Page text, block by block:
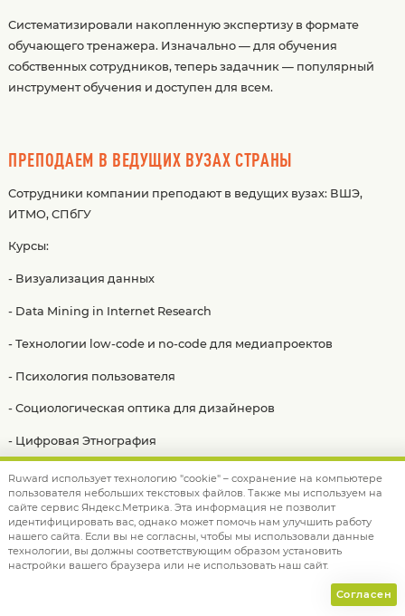
Систематизировали накопленную экспертизу в формате
обучающего тренажера. Изначально — для обучения
собственных сотрудников, теперь задачник — популярный
инструмент обучения и доступен для всем.
ПРЕПОДАЕМ В ВЕДУЩИХ ВУЗАХ СТРАНЫ
Сотрудники компании преподают в ведущих вузах: ВШЭ,
ИТМО, СПбГУ
Курсы:
- Визуализация данных
- Data Mining in Internet Research
- Технологии low-code и no-code для медиапроектов
- Психология пользователя
- Социологическая оптика для дизайнеров
- Цифровая Этнография
и другие
СТАЛИ ПОБЕДИТЕЛЯМИ TAGLINE AWARDS 2025
Ruward использует технологию "cookie" – сохранение на компьютере
пользователя небольших текстовых файлов. Также мы используем на
сайте сервис Яндекс.Метрика. Эта информация не позволит
идентифицировать вас, однако может помочь нам улучшить работу
нашего сайта. Если вы не согласны, чтобы мы использовали данные
технологии, вы должны соответствующим образом установить
настройки вашего браузера или не использовать наш сайт.
Согласен